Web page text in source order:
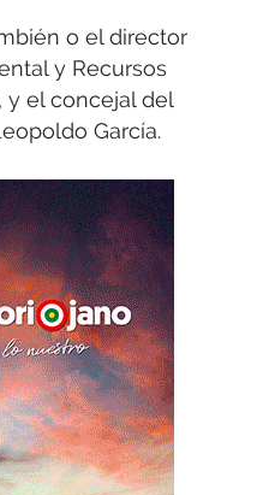
o el director
y Recursos
y el concejal del
García.